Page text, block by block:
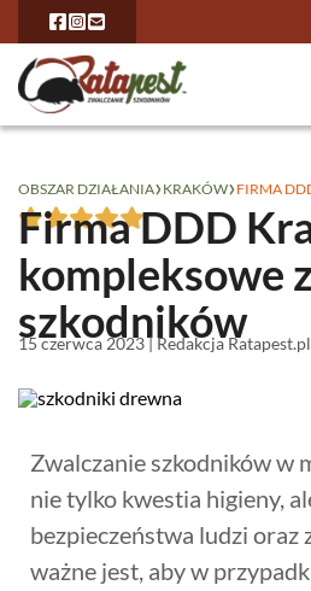
OBSZAR DZIAŁANIA›KRAKÓW›FIRMA
Firma DDD
kompleksowe
szkodników
15 czerwca 2023 | Redakcja Ratapest.pl
Zwalczanie szkodników w
nie tylko kwestia higieny,
bezpieczeństwa ludzi oraz
ważne jest, aby w